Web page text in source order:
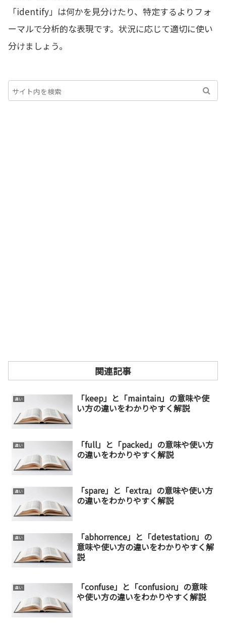
「identify」は何かを見分けたり、特定するよりフォ
ーマルで分析的な表現です。状況に応じて適切に使い
分けましょう。
関連記事
違い
「keep」と「maintain」の意味や使
い方の違いをわかりやすく解説
違い
「full」と「packed」の意味や使い方
の違いをわかりやすく解説
違い
「spare」と「extra」の意味や使い方
の違いをわかりやすく解説
違い
「abhorrence」と「detestation」の
意味や使い方の違いをわかりやすく解
説
違い
「confuse」と「confusion」の意味
や使い方の違いをわかりやすく解説